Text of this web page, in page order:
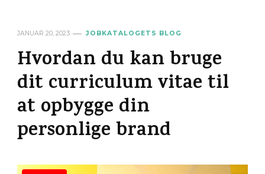
JANUAR 20, 2023 JOBKATALOGETS BLOG
Hvordan du kan bruge
dit curriculum vitae til
at opbygge din
personlige brand